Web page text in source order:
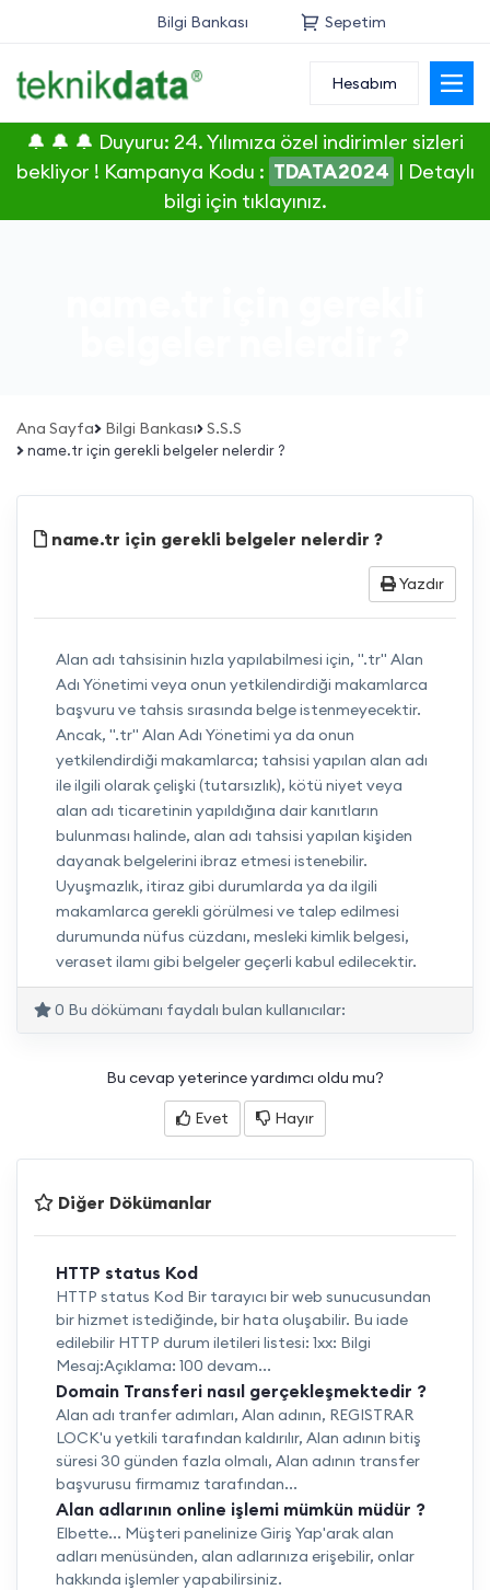
Bilgi Bankası Sepetim
Alan Adı
Web Hosting
Reseller
Hesabım
🔔 🔔 🔔 Duyuru: 24. Yılımıza özel indirimler sizleri
bekliyor ! Kampanya Kodu : TDATA2024 | Detaylı
bilgi için tıklayınız.
Ana Sayfa Bilgi Bankası S.S.S
name.tr için gerekli belgeler nelerdir ?
name.tr için gerekli belgeler nelerdir ?
Yazdır
Alan adı tahsisinin hızla yapılabilmesi için, ".tr" Alan
Adı Yönetimi veya onun yetkilendirdiği makamlarca
başvuru ve tahsis sırasında belge istenmeyecektir.
Ancak, ".tr" Alan Adı Yönetimi ya da onun
yetkilendirdiği makamlarca; tahsisi yapılan alan adı
ile ilgili olarak çelişki (tutarsızlık), kötü niyet veya
alan adı ticaretinin yapıldığına dair kanıtların
bulunması halinde, alan adı tahsisi yapılan kişiden
dayanak belgelerini ibraz etmesi istenebilir.
Uyuşmazlık, itiraz gibi durumlarda ya da ilgili
makamlarca gerekli görülmesi ve talep edilmesi
durumunda nüfus cüzdanı, mesleki kimlik belgesi,
veraset ilamı gibi belgeler geçerli kabul edilecektir.
0 Bu dökümanı faydalı bulan kullanıcılar:
Bu cevap yeterince yardımcı oldu mu?
Evet Hayır
Diğer Dökümanlar
HTTP status Kod
HTTP status Kod Bir tarayıcı bir web sunucusundan
bir hizmet istediğinde, bir hata oluşabilir. Bu iade
edilebilir HTTP durum iletileri listesi: 1xx: Bilgi
Mesaj:Açıklama: 100 devam...
Domain Transferi nasıl gerçekleşmektedir ?
Alan adı tranfer adımları, Alan adının, REGISTRAR
LOCK'u yetkili tarafından kaldırılır, Alan adının bitiş
süresi 30 günden fazla olmalı, Alan adının transfer
başvurusu firmamız tarafından...
Alan adlarının online işlemi mümkün müdür ?
Elbette... Müşteri panelinize Giriş Yap'arak alan
adları menüsünden, alan adlarınıza erişebilir, onlar
hakkında işlemler yapabilirsiniz.